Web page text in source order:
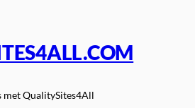
met QualitySites4All